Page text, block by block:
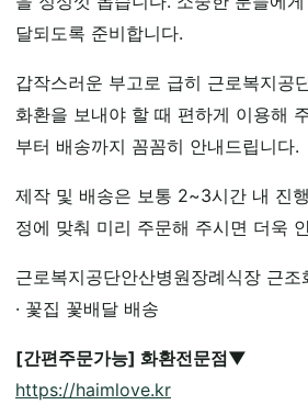
달되도록 준비합니다.
갑작스러운 부고로 급히 근로복지공
화환을 보내야 할 때 편하게 이용해
부터 배송까지 꼼꼼히 안내드립니다.
제작 및 배송은 보통 2~3시간 내 진
정에 맞춰 미리 주문해 주시면 더욱
근로복지공단안산병원장례식장 근조
· 꽃집 꽃배달 배송
[간편주문가능] 화환전문점▼
https://haimlove.kr